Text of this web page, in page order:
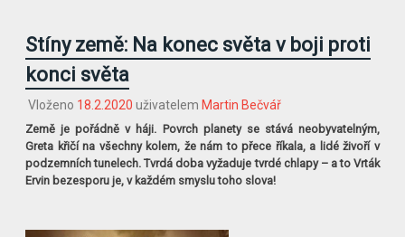
Stíny země: Na konec světa v boji proti
konci světa
Vloženo 18.2.2020 uživatelem Martin Bečvář
Země je pořádně v háji. Povrch planety se stává neobyvatelným,
Greta křičí na všechny kolem, že nám to přece říkala, a lidé živoří v
podzemních tunelech. Tvrdá doba vyžaduje tvrdé chlapy – a to Vrták
Ervin bezesporu je, v každém smyslu toho slova!